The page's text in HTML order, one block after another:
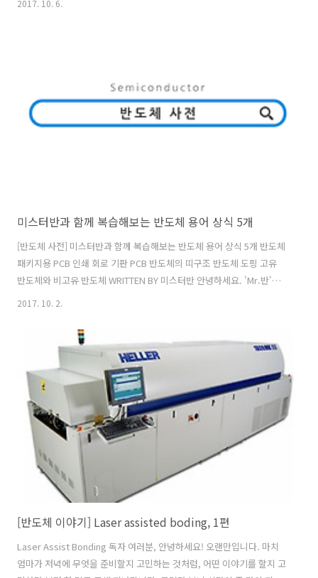
빠지지 않고 모두가 잘 녹았다가 굳어서 본딩이 되려면 여간 복잡한 일이
아닙니다. 그래서 온도에 민감합..
2017. 10. 6.
미스터반과 함께 복습해보는 반도체 용어 상식 5개
[반도체 사전] 미스터반과 함께 복습해보는 반도체 용어 상식 5개 반도체
패키지용 PCB 인쇄 회로 기판 PCB 반도체의 띠구조 반도체 도핑 고유
반도체와 비고유 반도체 WRITTEN BY 미스터반 안녕하세요. 'Mr.반'입
니다. 반도체 정보와 따끈한 문화소식을 전해드리는 '앰코인스토리'의
는 요리, 음악감상, 여행, 영화감상입니다. 일본, 중국, 필리핀, 대만, 말
레이시아 등지에 아지트가 있어 자주 출장을 떠나는데요. 앞으로 세계 각
지역의 현지 문화 소식도 종종 전해드리겠습니다.
2017. 10. 2.
[반도체 이야기] Laser assisted boding, 1편
Laser Assist Bonding 독자 여러분, 안녕하세요! 오랜만입니다. 마치
엄마가 저녁에 무엇을 준비할지 고민하는 것처럼, 어떤 이야기를 할지 고